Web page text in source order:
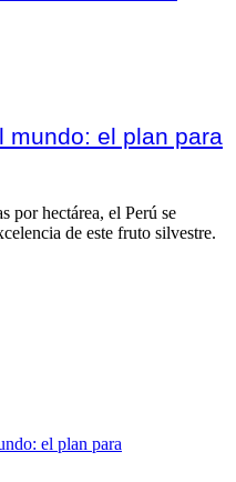
mundo: el plan para
por hectárea, el Perú se
de este fruto silvestre.